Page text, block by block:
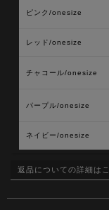
ピンク/onesize
レッド/onesize
チャコール/onesize
パープル/onesize
ネイビー/onesize
返品についての詳細は